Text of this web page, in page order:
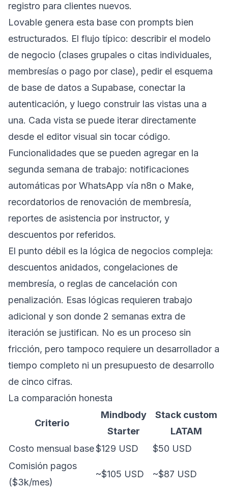
registro para clientes nuevos.
Lovable genera esta base con prompts bien
estructurados. El flujo típico: describir el modelo
de negocio (clases grupales o citas individuales,
membresías o pago por clase), pedir el esquema
de base de datos a Supabase, conectar la
autenticación, y luego construir las vistas una a
una. Cada vista se puede iterar directamente
desde el editor visual sin tocar código.
Funcionalidades que se pueden agregar en la
segunda semana de trabajo: notificaciones
automáticas por WhatsApp vía n8n o Make,
recordatorios de renovación de membresía,
reportes de asistencia por instructor, y
descuentos por referidos.
El punto débil es la lógica de negocios compleja:
descuentos anidados, congelaciones de
membresía, o reglas de cancelación con
penalización. Esas lógicas requieren trabajo
adicional y son donde 2 semanas extra de
iteración se justifican. No es un proceso sin
fricción, pero tampoco requiere un desarrollador a
tiempo completo ni un presupuesto de desarrollo
de cinco cifras.
La comparación honesta
Criterio
Mindbody
Starter
Stack custom
LATAM
Costo mensual base$129 USD
$50 USD
Comisión pagos
($3k/mes)
~$105 USD ~$87 USD